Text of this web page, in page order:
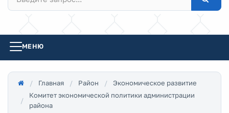
МЕНЮ
Главная Район
Экономическое развитие
Комитет экономической политики администрации
района